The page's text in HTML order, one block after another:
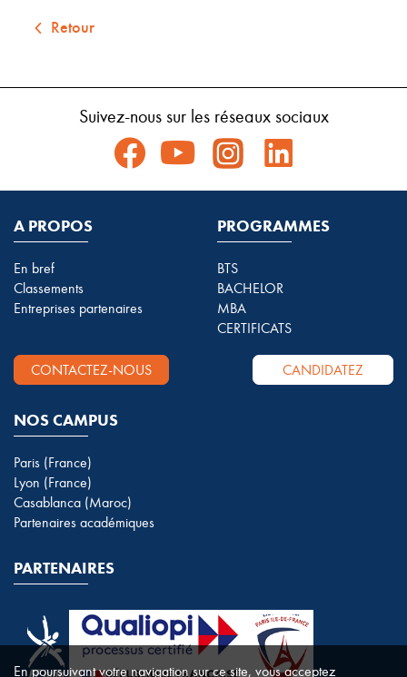
Retour
Suivez-nous sur les réseaux sociaux
A PROPOS
En bref
Classements
Entreprises partenaires
PROGRAMMES
BTS
BACHELOR
MBA
CERTIFICATS
CONTACTEZ-NOUS CANDIDATEZ
NOS CAMPUS
Paris (France)
Lyon (France)
Casablanca (Maroc)
Partenaires académiques
PARTENAIRES
En poursuivant votre navigation sur ce site, vous acceptez